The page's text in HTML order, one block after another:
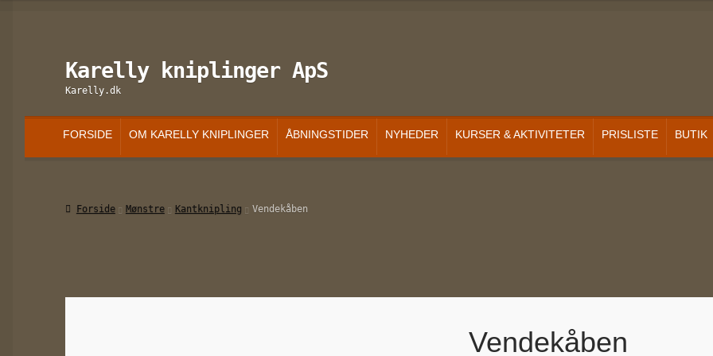
Spring
navigation
Spring
indhold
Karelly kniplinger ApS
Karelly.dk
FORSIDE OM KARELLY KNIPLINGER ÅBNINGSTIDER NYHEDER KURSER & AKTIVITETER PRISLISTE BUTIK
Forside Mønstre Kantknipling Vendekåben
Vendekåben